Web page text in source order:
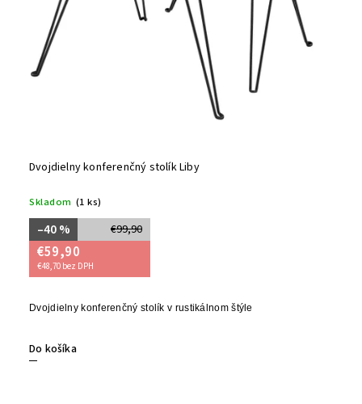
Dvojdielny konferenčný stolík Liby
Skladom (1 ks)
€99,90
–40 %
€59,90
€48,70 bez DPH
Do košíka
Dvojdielny konferenčný stolík v rustikálnom štýle